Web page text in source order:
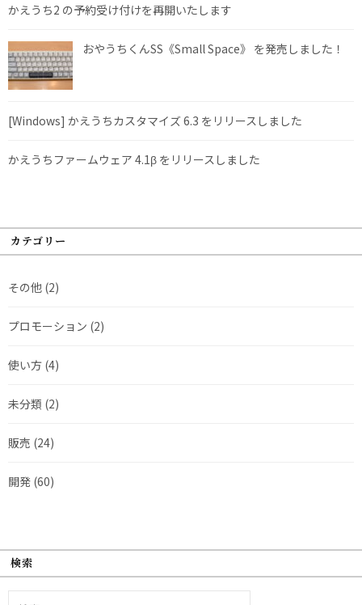
かえうち2 の予約受け付けを再開いたします
おやうちくんSS《Small Space》 を発売しました！
[Windows] かえうちカスタマイズ 6.3 をリリースしました
かえうちファームウェア 4.1β をリリースしました
カテゴリー
その他 (2)
プロモーション (2)
使い方 (4)
未分類 (2)
販売 (24)
開発 (60)
検索